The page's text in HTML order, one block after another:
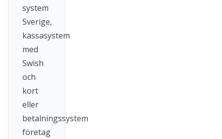
system
Sverige,
kassasystem
med
Swish
och
kort
eller
betalningssystem
företag